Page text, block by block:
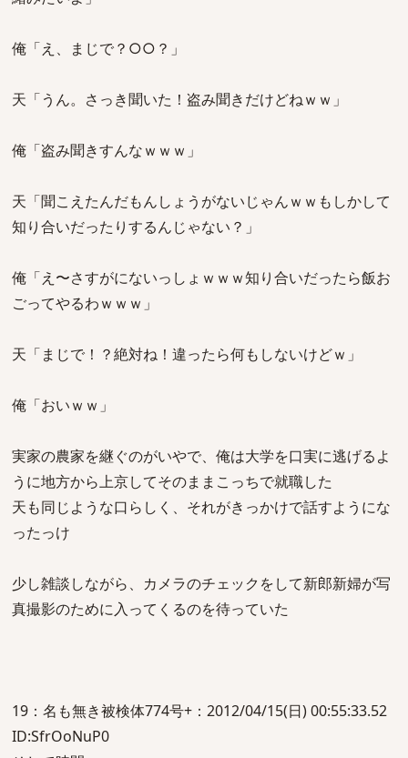
俺「え、まじで？○○？」
天「うん。さっき聞いた！盗み聞きだけどねｗｗ」
俺「盗み聞きすんなｗｗｗ」
天「聞こえたんだもんしょうがないじゃんｗｗもしかして
知り合いだったりするんじゃない？」
俺「え〜さすがにないっしょｗｗｗ知り合いだったら飯お
ごってやるわｗｗｗ」
天「まじで！？絶対ね！違ったら何もしないけどｗ」
俺「おいｗｗ」
実家の農家を継ぐのがいやで、俺は大学を口実に逃げるよ
うに地方から上京してそのままこっちで就職した
天も同じような口らしく、それがきっかけで話すようにな
ったっけ
少し雑談しながら、カメラのチェックをして新郎新婦が写
真撮影のために入ってくるのを待っていた
19：名も無き被検体774号+：2012/04/15(日) 00:55:33.52
ID:SfrOoNuP0